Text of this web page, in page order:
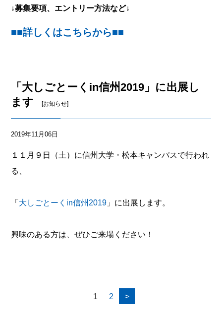
↓募集要項、エントリー方法など↓
■■詳しくはこちらから■■
「大しごとーくin信州2019」に出展し
ます
[お知らせ]
2019年11月06日
１１月９日（土）に信州大学・松本キャンパスで行われ
る、
「 大しごとーくin信州2019 」に出展します。
興味のある方は、ぜひご来場ください！
1 2 >